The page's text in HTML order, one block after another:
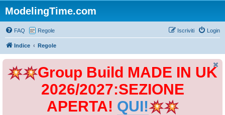
ModelingTime.com
FAQ Regole Login
Iscriviti
Indice Regole
Group Build MADE IN UK
2026/2027:SEZIONE
APERTA! QUI!